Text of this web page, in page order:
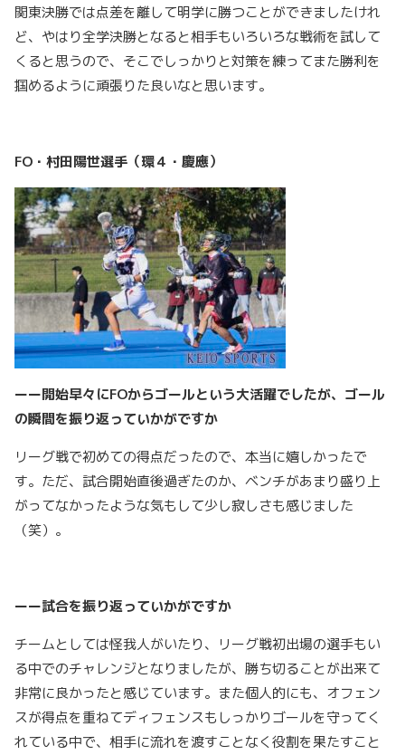
関東決勝では点差を離して明学に勝つことができましたけれ
ど、やはり全学決勝となると相手もいろいろな戦術を試して
くると思うので、そこでしっかりと対策を練ってまた勝利を
掴めるように頑張りた良いなと思います。
FO・村田陽世選手（環４・慶應）
ーー開始早々にFOからゴールという大活躍でしたが、ゴール
の瞬間を振り返っていかがですか
リーグ戦で初めての得点だったので、本当に嬉しかったで
す。ただ、試合開始直後過ぎたのか、ベンチがあまり盛り上
がってなかったような気もして少し寂しさも感じました
（笑）。
ーー試合を振り返っていかがですか
チームとしては怪我人がいたり、リーグ戦初出場の選手もい
る中でのチャレンジとなりましたが、勝ち切ることが出来て
非常に良かったと感じています。また個人的にも、オフェン
スが得点を重ねてディフェンスもしっかりゴールを守ってく
れている中で、相手に流れを渡すことなく役割を果たすこと